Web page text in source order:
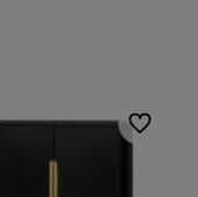
Do